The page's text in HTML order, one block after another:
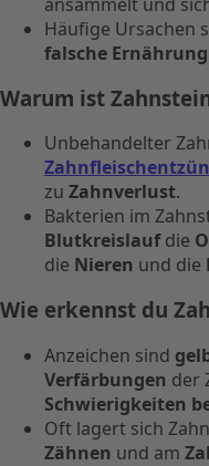
Häufige Ursachen
falsche Ernährung
Warum ist
Unbehandelter
zu Zahnverlust.
Bakterien im
Blutkreislaufdie
die Nieren und die
Wie erkennst du
Anzeichen sind
Verfärbungen der
Schwierigkeiten
Oft lagert sich
Zähnen und am